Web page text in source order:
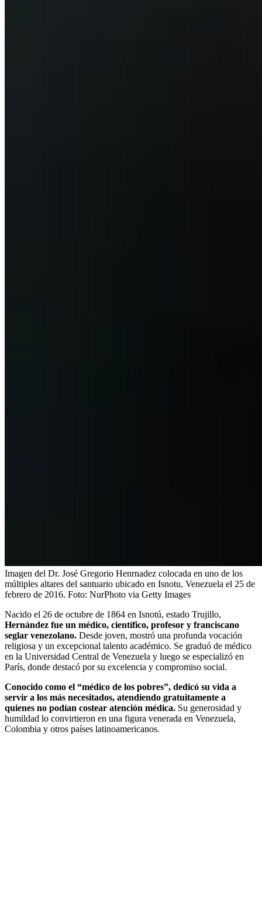
Imagen del Dr. José Gregorio Henrnadez colocada en uno de los
múltiples altares del santuario ubicado en Isnotu, Venezuela el 25 de
febrero de 2016. Foto: NurPhoto via Getty Images
Nacido el 26 de octubre de 1864 en Isnotú, estado Trujillo,
Hernández fue un médico, científico, profesor y franciscano
seglar venezolano. Desde joven, mostró una profunda vocación
religiosa y un excepcional talento académico. Se graduó de médico
en la Universidad Central de Venezuela y luego se especializó en
París, donde destacó por su excelencia y compromiso social.
Conocido como el “médico de los pobres”, dedicó su vida a
servir a los más necesitados, atendiendo gratuitamente a
quienes no podían costear atención médica. Su generosidad y
humildad lo convirtieron en una figura venerada en Venezuela,
Colombia y otros países latinoamericanos.